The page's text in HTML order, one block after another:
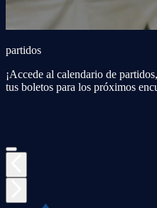
partidos
¡Accede al calendario de
tus boletos para los próximos